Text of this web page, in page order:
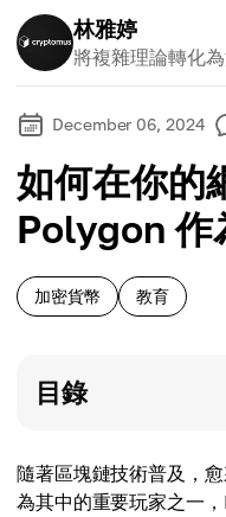
林雅婷
將複雜理論轉化
December 06, 2024
如何在你的
Polygon 作
加密貨幣 教育
目錄
隨著區塊鏈技術普及，
為其中的重要玩家之一